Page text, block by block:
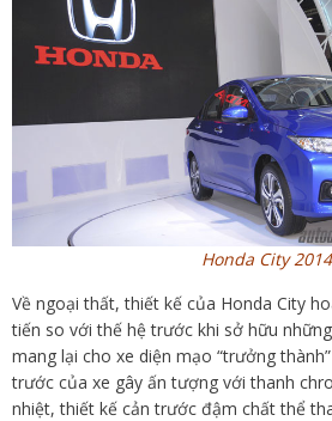
Honda City
Về ngoại thất, thiết kế của Honda City
tiến so với thế hệ trước khi sở hữu
mang lại cho xe diện mạo “trưởng
trước của xe gây ấn tượng với thanh
nhiệt, thiết kế cản trước đậm chất thể